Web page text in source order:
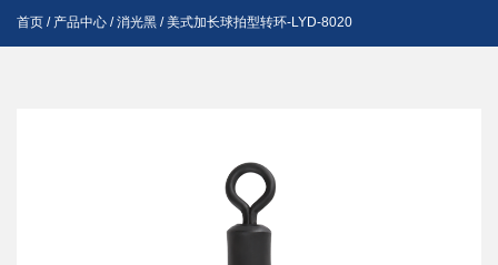
首页 / 产品中心 /消光黑 /美式加长球拍型转环-LYD-8020